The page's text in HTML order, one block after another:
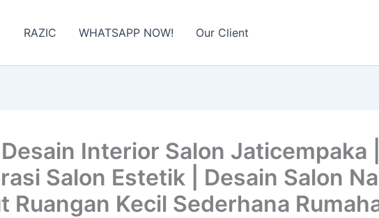
RAZIC WHATSAPP NOW! Our Client
Interior Salon Jaticempaka
Salon Estetik | Desain Salon
Ruangan Kecil Sederhana